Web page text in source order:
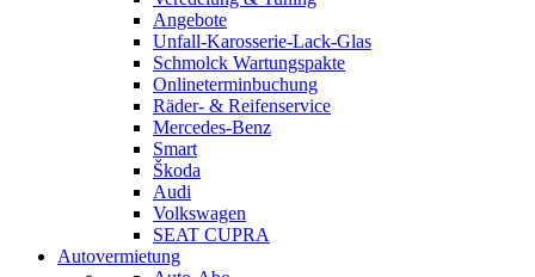
Angebote
Unfall-Karosserie-Lack-Glas
Schmolck Wartungspakte
Onlineterminbuchung
Räder- & Reifenservice
Mercedes-Benz
Smart
Škoda
Audi
Volkswagen
SEAT CUPRA
Autovermietung